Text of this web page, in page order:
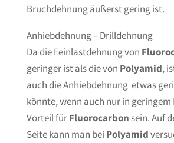
Bruchdehnung äußerst gering ist.
Anhiebdehnung – Drilldehnung
Da die Feinlastdehnung von
geringer ist als die von Polyamid,
auch die Anhiebdehnung etwas
könnte, wenn auch nur in geringem
Vorteil fürFluorocarbonsein. Auf
Seite kann man bei Polyamid